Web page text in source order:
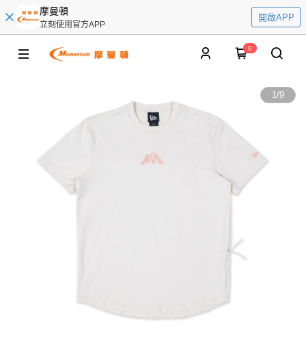
摩曼頓
立刻使用官方APP
開啟APP
0
1/9